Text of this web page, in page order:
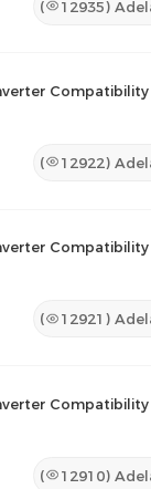
( 12935)
( 12922)
( 12921 )
( 12910)